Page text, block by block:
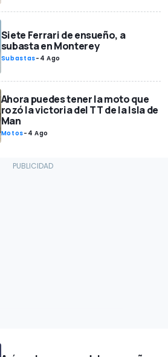
Siete Ferrari de ensueño, a
subasta en Monterey
Subastas- 4 Ago
Ahora puedes tener la moto que
rozó la victoria del TT de la Isla de
Man
Motos- 4 Ago